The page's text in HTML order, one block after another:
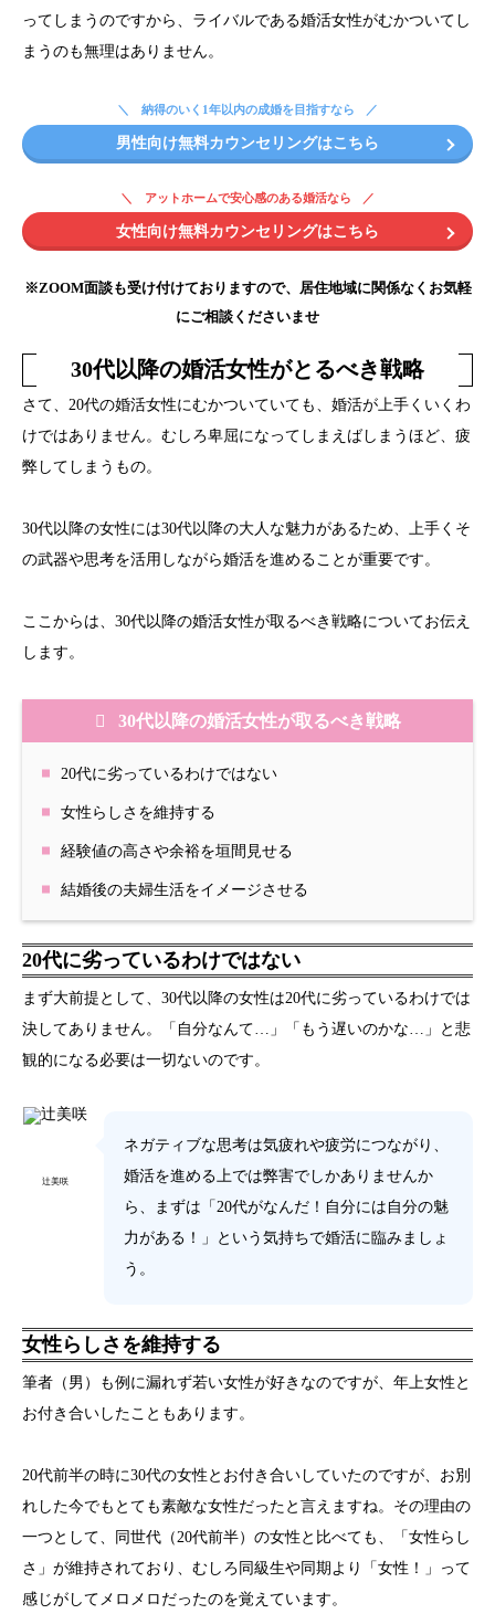
ってしまうのですから、ライバルである婚活女性がむかついてし
まうのも無理はありません。
納得のいく1年以内の成婚を目指すなら
男性向け無料カウンセリングはこちら
アットホームで安心感のある婚活なら
女性向け無料カウンセリングはこちら
※ZOOM面談も受け付けておりますので、居住地域に関係なくお気軽
にご相談くださいませ
30代以降の婚活女性がとるべき戦略
さて、20代の婚活女性にむかついていても、婚活が上手くいくわ
けではありません。むしろ卑屈になってしまえばしまうほど、疲
弊してしまうもの。
30代以降の女性には30代以降の大人な魅力があるため、上手くそ
の武器や思考を活用しながら婚活を進めることが重要です。
ここからは、30代以降の婚活女性が取るべき戦略についてお伝え
します。
30代以降の婚活女性が取るべき戦略
20代に劣っているわけではない
女性らしさを維持する
経験値の高さや余裕を垣間見せる
結婚後の夫婦生活をイメージさせる
20代に劣っているわけではない
まず大前提として、30代以降の女性は20代に劣っているわけでは
決してありません。「自分なんて…」「もう遅いのかな…」と悲
観的になる必要は一切ないのです。
辻美咲
ネガティブな思考は気疲れや疲労につながり、
婚活を進める上では弊害でしかありませんか
ら、まずは「20代がなんだ！自分には自分の魅
力がある！」という気持ちで婚活に臨みましょ
う。
女性らしさを維持する
筆者（男）も例に漏れず若い女性が好きなのですが、年上女性と
お付き合いしたこともあります。
20代前半の時に30代の女性とお付き合いしていたのですが、お別
れした今でもとても素敵な女性だったと言えますね。その理由の
一つとして、同世代（20代前半）の女性と比べても、「女性らし
さ」が維持されており、むしろ同級生や同期より「女性！」って
感じがしてメロメロだったのを覚えています。